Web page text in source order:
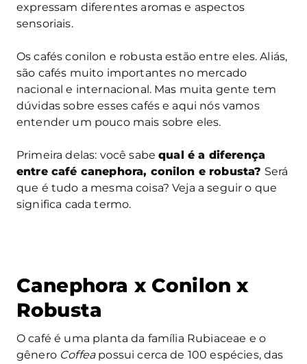
expressam diferentes aromas e aspectos
sensoriais.
Os cafés conilon e robusta estão entre eles. Aliás,
são cafés muito importantes no mercado
nacional e internacional. Mas muita gente tem
dúvidas sobre esses cafés e aqui nós vamos
entender um pouco mais sobre eles.
Primeira delas: você sabequal é a diferença
entre café canephora, conilon e robusta? Será
que é tudo a mesma coisa? Veja a seguir o que
significa cada termo.
Canephora x Conilon x
Robusta
O café é uma planta da família Rubiaceae e o
gênero Coffeapossui cerca de 100 espécies, das